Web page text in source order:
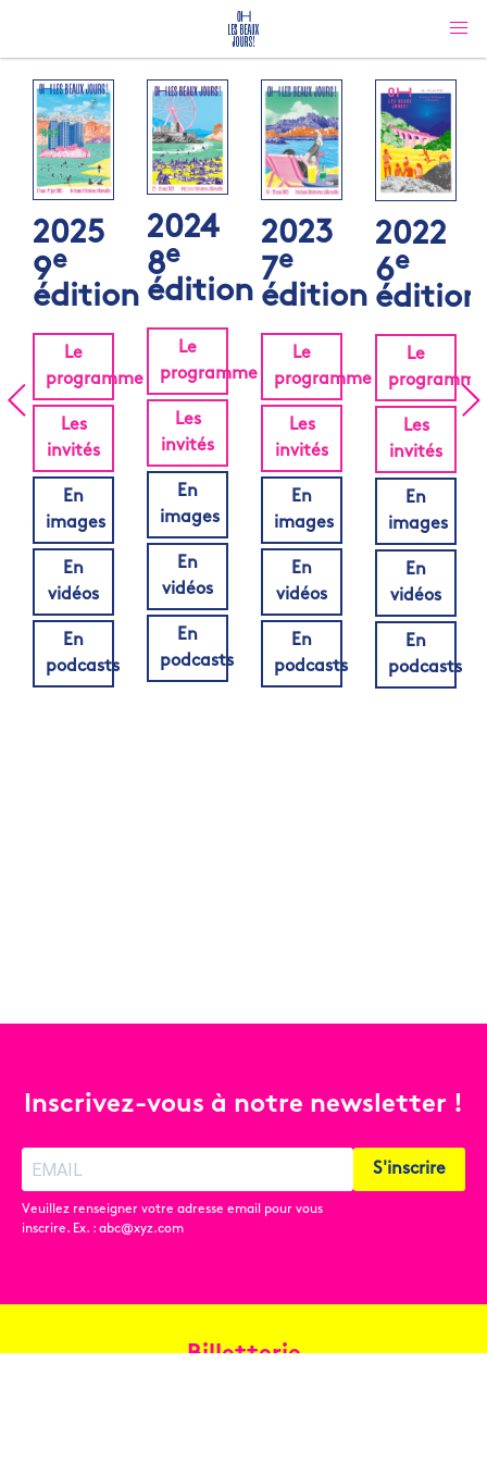
2025
9e
édition
Le
programme
Les
invités
En
images
En
vidéos
En
podcasts
2024
8e
édition
Le
programme
Les
invités
En
images
En
vidéos
En
podcasts
2023
7e
édition
Le
programme
Les
invités
En
images
En
vidéos
En
podcasts
2022
6e
édition
Le
programme
Les
invités
En
images
En
vidéos
En
podcasts
Inscrivez-vous à notre newsletter !
Veuillez renseigner votre adresse email pour vous
inscrire. Ex. : abc@xyz.com
S'inscrire
Billetterie